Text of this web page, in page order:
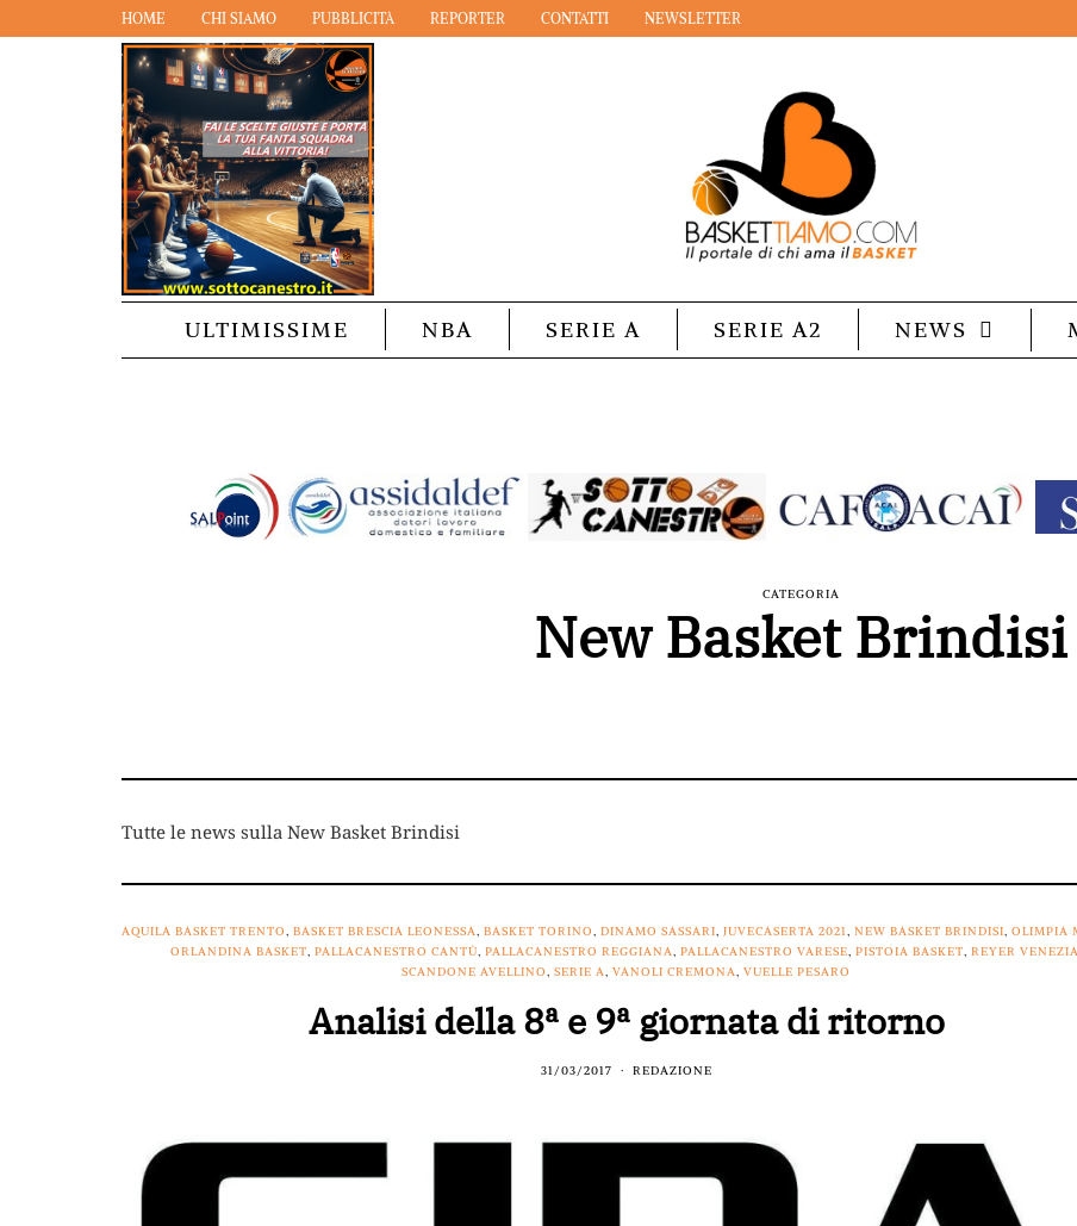
HOME CHI SIAMO PUBBLICITÀ REPORTER CONTATTI NEWSLETTER
ULTIMISSIME NBA SERIE A SERIE A2 NEWS
CATEGORIA
New Basket Brindisi
Tutte le news sulla New Basket Brindisi
AQUILA BASKET TRENTO,BASKET BRESCIA LEONESSA,BASKET TORINO,DINAMO SASSARI,JUVECASERTA 2021,NEW BASKET BRINDISI,OLIMPIA
ORLANDINA BASKET, PALLACANESTRO CANTÙ, PALLACANESTRO REGGIANA, PALLACANESTRO VARESE, PISTOIA BASKET, REYER VENEZIA
SCANDONE AVELLINO,SERIE A,VANOLI CREMONA,VUELLE PESARO
Analisi della 8ª e 9ª giornata di ritorno
31/03/2017 REDAZIONE
PALLACANESTRO 2.015,FORTITUDO BOLOGNA
Alla Roig Arena di
Valencia arriva «The
Piazza Paci a
con un’opera
cielo aperto